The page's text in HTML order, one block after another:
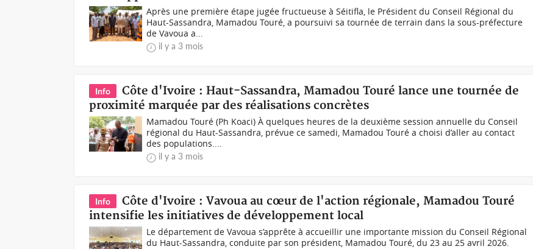
Après une première étape jugée fructueuse à Séitifla, le Président du Conseil Régional du
Haut-Sassandra, Mamadou Touré, a poursuivi sa tournée de terrain dans la sous-préfecture
de Vavoua a...
il y a 3 mois
Info
Côte d'Ivoire : Haut-Sassandra, Mamadou Touré lance une tournée de
proximité marquée par des réalisations concrètes
Mamadou Touré (Ph Koaci) À quelques heures de la deuxième session annuelle du Conseil
régional du Haut-Sassandra, prévue ce samedi, Mamadou Touré a choisi d’aller au contact
des populations....
il y a 3 mois
Info
Côte d'Ivoire : Vavoua au cœur de l'action régionale, Mamadou Touré
intensifie les initiatives de développement local
Le département de Vavoua s’apprête à accueillir une importante mission du Conseil Régional
du Haut-Sassandra, conduite par son président, Mamadou Touré, du 23 au 25 avril 2026.